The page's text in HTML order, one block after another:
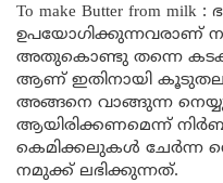
To make Butter from
ഉപയോഗിക്കുന്നവരാണ്
അതുകൊണ്ടു തന്നെ
ആണ് ഇതിനായി
അങ്ങനെ വാങ്ങുന്ന
ആയിരിക്കണമെന്ന്
കെമിക്കലുകൾ ചേർന്ന
നമുക്ക് ലഭിക്കുന്നത്.